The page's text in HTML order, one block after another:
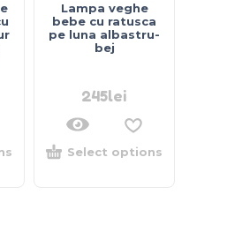
Lampa veghe
bebe cu ratusca
pe luna albastru-
bej
245lei
Select options